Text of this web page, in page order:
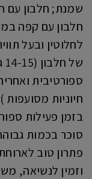
שמנת; חלבון עם
חלבון עם קפה
לחלוטין ובעל
חיוניות
בזמן פעילות
סוכר בכמות
פתרון טוב